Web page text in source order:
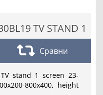
TV STAND 1
Сравни
TV stand 1 screen 23-
800x400, height